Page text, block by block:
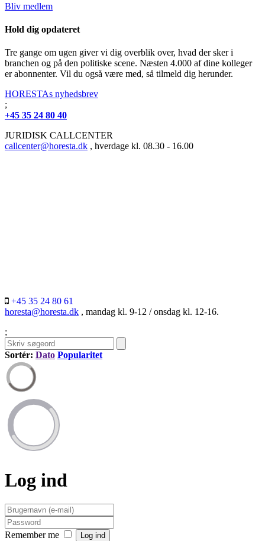
Bliv medlem
Hold dig opdateret
Tre gange om ugen giver vi dig overblik over, hvad der sker i
branchen og på den politiske scene. Næsten 4.000 af dine kolleger
er abonnenter. Vil du også være med, så tilmeld dig herunder.
HORESTAs nyhedsbrev
;
+45 35 24 80 40
JURIDISK CALLCENTER
callcenter@horesta.dk , hverdage kl. 08.30 - 16.00
+45 35 24 80 61
horesta@horesta.dk , mandag kl. 9-12 / onsdag kl. 12-16.
;
Sortér: Dato Popularitet
Log ind
Remember me